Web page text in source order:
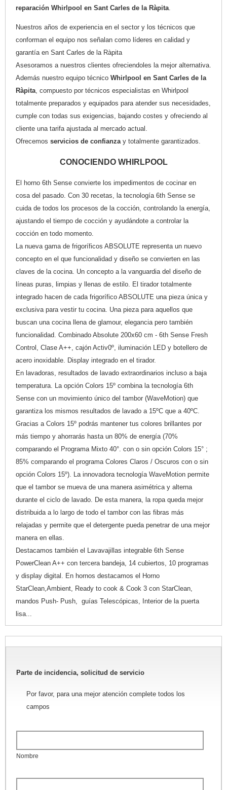
reparación Whirlpool en Sant Carles de la Ràpita.
Nuestros años de experiencia en el sector y los técnicos que
conforman el equipo nos señalan como líderes en calidad y
garantía en Sant Carles de la Ràpita
Asesoramos a nuestros clientes ofreciendoles la mejor alternativa.
Además nuestro equipo técnico Whirlpool en Sant Carles de la
Ràpita, compuesto por técnicos especialistas en Whirlpool
totalmente preparados y equipados para atender sus necesidades,
cumple con todas sus exigencias, bajando costes y ofreciendo al
cliente una tarifa ajustada al mercado actual.
Ofrecemos servicios de confianzay totalmente garantizados.
CONOCIENDO WHIRLPOOL
El horno 6th Sense convierte los impedimentos de cocinar en
cosa del pasado. Con 30 recetas, la tecnología 6th Sense se
cuida de todos los procesos de la cocción, controlando la energía,
ajustando el tiempo de cocción y ayudándote a controlar la
cocción en todo momento.
La nueva gama de frigoríficos ABSOLUTE representa un nuevo
concepto en el que funcionalidad y diseño se convierten en las
claves de la cocina. Un concepto a la vanguardia del diseño de
líneas puras, limpias y llenas de estilo. El tirador totalmente
integrado hacen de cada frigorífico ABSOLUTE una pieza única y
exclusiva para vestir tu cocina. Una pieza para aquellos que
buscan una cocina llena de glamour, elegancia pero también
funcionalidad. Combinado Absolute 200x60 cm - 6th Sense Fresh
Control, Clase A++, cajón Activ0º, iluminación LED y botellero de
acero inoxidable. Display integrado en el tirador.
En lavadoras, resultados de lavado extraordinarios incluso a baja
temperatura. La opción Colors 15º combina la tecnología 6th
Sense con un movimiento único del tambor (WaveMotion) que
garantiza los mismos resultados de lavado a 15ºC que a 40ºC.
Gracias a Colors 15º podrás mantener tus colores brillantes por
más tiempo y ahorrarás hasta un 80% de energía (70%
comparando el Programa Mixto 40°. con o sin opción Colors 15° ;
85% comparando el programa Colores Claros / Oscuros con o sin
opción Colors 15º). La innovadora tecnología WaveMotion permite
que el tambor se mueva de una manera asimétrica y alterna
durante el ciclo de lavado. De esta manera, la ropa queda mejor
distribuida a lo largo de todo el tambor con las fibras más
relajadas y permite que el detergente pueda penetrar de una mejor
manera en ellas.
Destacamos también el Lavavajillas integrable 6th Sense
PowerClean A++ con tercera bandeja, 14 cubiertos, 10 programas
y display digital. En hornos destacamos el Horno
StarClean,Ambient, Ready to cook & Cook 3 con StarClean,
mandos Push- Push, guías Telescópicas, Interior de la puerta
lisa...
Parte de incidencia, solicitud de servicio
Por favor, para una mejor atención complete todos los
campos
Nombre